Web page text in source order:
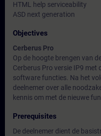
HTML help serviceability
ASD next generation
Objectives
Cerberus Pro
Op de hoogte brengen van
Cerberus Pro versie IP9 met
software functies. Na het
deelnemer over alle
kennis om met de nieuwe
Prerequisites
De deelnemer dient de